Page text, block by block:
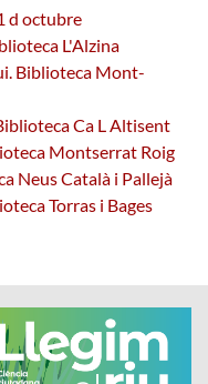
d octubre
L'Alzina
Biblioteca Mont-
Ca L Altisent
Montserrat Roig
Neus Català i Pallejà
Torras i Bages